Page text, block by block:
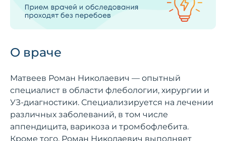
О враче
Матвеев Роман Николаевич — опытный
специалист в области флебологии, хирургии и
УЗ-диагностики. Специализируется на лечении
различных заболеваний, в том числе
аппендицита, варикоза и тромбофлебита.
Кроме того, Роман Николаевич выполняет